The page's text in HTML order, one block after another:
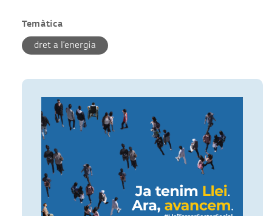
Temàtica
dret a l’energia